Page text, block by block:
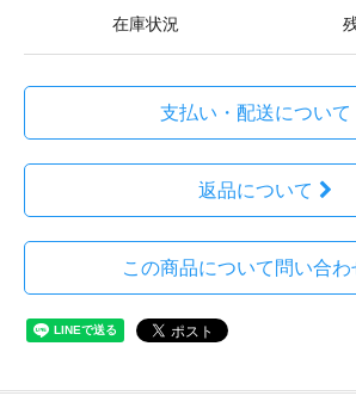
在庫状況
支払い・配送について
返品について
この商品について問い合わ